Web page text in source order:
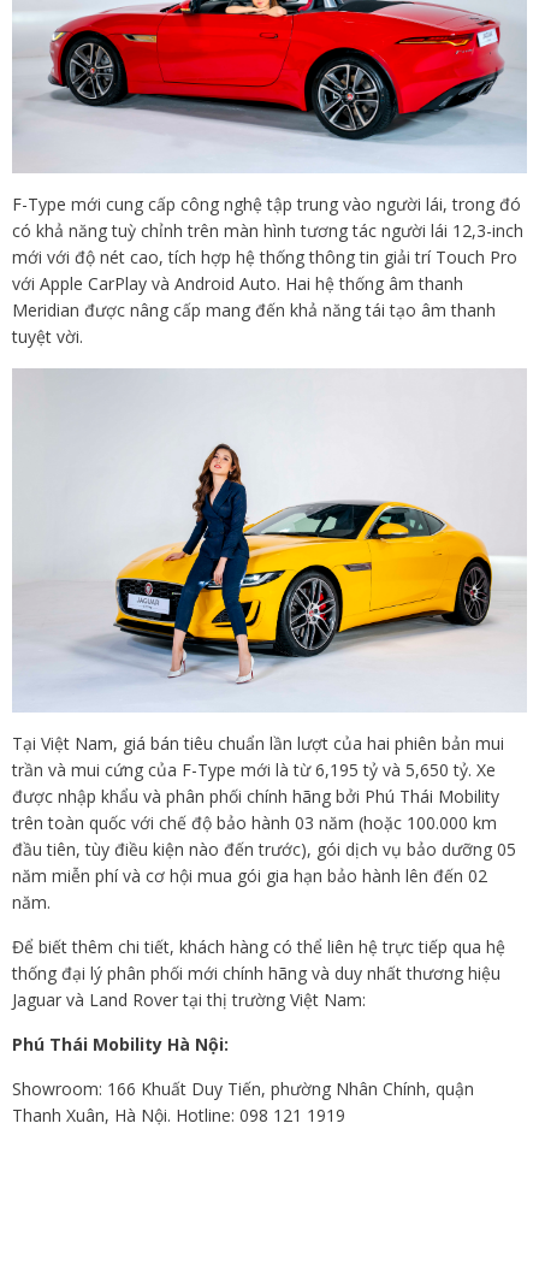
F-Type mới cung cấp công nghệ tập trung vào người lái, trong đó
có khả năng tuỳ chỉnh trên màn hình tương tác người lái 12,3-inch
mới với độ nét cao, tích hợp hệ thống thông tin giải trí Touch Pro
với Apple CarPlay và Android Auto. Hai hệ thống âm thanh
Meridian được nâng cấp mang đến khả năng tái tạo âm thanh
tuyệt vời.
Tại Việt Nam, giá bán tiêu chuẩn lần lượt của hai phiên bản mui
trần và mui cứng của F-Type mới là từ 6,195 tỷ và 5,650 tỷ. Xe
được nhập khẩu và phân phối chính hãng bởi Phú Thái Mobility
trên toàn quốc với chế độ bảo hành 03 năm (hoặc 100.000 km
đầu tiên, tùy điều kiện nào đến trước), gói dịch vụ bảo dưỡng 05
năm miễn phí và cơ hội mua gói gia hạn bảo hành lên đến 02
năm.
Để biết thêm chi tiết, khách hàng có thể liên hệ trực tiếp qua hệ
thống đại lý phân phối mới chính hãng và duy nhất thương hiệu
Jaguar và Land Rover tại thị trường Việt Nam:
Phú Thái Mobility Hà Nội:
Showroom: 166 Khuất Duy Tiến, phường Nhân Chính, quận
Thanh Xuân, Hà Nội. Hotline: 098 121 1919